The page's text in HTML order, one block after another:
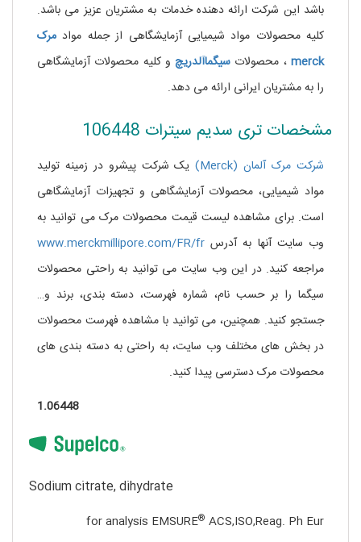
باشد این شرکت ارائه دهنده خدمات به مشتریان عزیز می باشد.
کلیه محصولات مواد شیمیایی آزمایشگاهی از جمله مواد مرک
merck، محصولات سیگماآلدریچو کلیه محصولات آزمایشگاهی
را به مشتریان ایرانی ارائه می دهد.
مشخصات تری سدیم سیترات 106448
شرکت مرک آلمان (Merck)
یک شرکت پیشرو در زمینه تولید
مواد شیمیایی، محصولات آزمایشگاهی و تجهیزات آزمایشگاهی
است. برای مشاهده لیست قیمت محصولات مرک می توانید به
وب سایت آنها به آدرس www.merckmillipore.com/FR/fr
مراجعه کنید. در این وب سایت می توانید به راحتی محصولات
سیگما را بر حسب نام، شماره فهرست، دسته بندی، برند و…
جستجو کنید. همچنین، می توانید با مشاهده فهرست محصولات
در بخش های مختلف وب سایت، به راحتی به دسته بندی های
محصولات مرک دسترسی پیدا کنید.
1.06448
Sodium citrate, dihydrate
for analysis EMSURE® ACS,ISO,Reag. Ph Eur